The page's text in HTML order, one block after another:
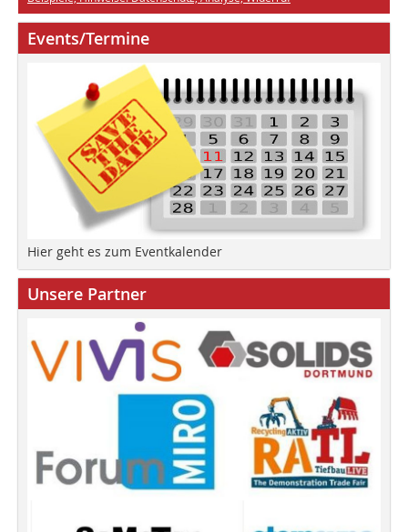
Events/Termine
Hier geht es zum Eventkalender
Unsere Partner